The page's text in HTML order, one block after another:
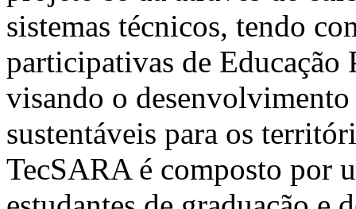
sistemas técnicos, tendo
participativas de Educação
visando o
sustentáveis para os
TecSARA é composto por